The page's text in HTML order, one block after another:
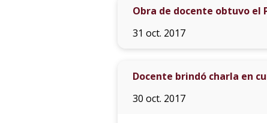
Obra de docente obtuvo el
31 oct. 2017
Docente brindó charla en
30 oct. 2017